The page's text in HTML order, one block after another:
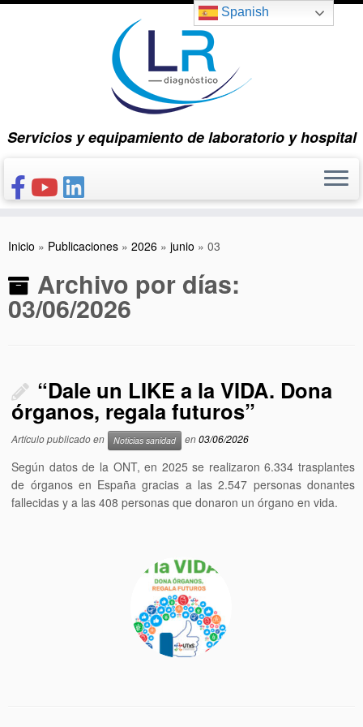
Saltar
Servicios y equipamiento de laboratorio y hospital
CONÓCENOS
NUESTROS PRODUCTOS
PUBLICACIONES
Inicio » Publicaciones » 2026 » junio » 03
Archivo por días:
03/06/2026
“Dale un LIKE a la VIDA. Dona
órganos, regala futuros”
Artículo publicado en Noticias sanidad en03/06/2026
Según datos de la ONT, en 2025 se realizaron 6.334 trasplantes
de órganos en España gracias a las 2.547 personas donantes
fallecidas y a las 408 personas que donaron un órgano en vida.
Spanish